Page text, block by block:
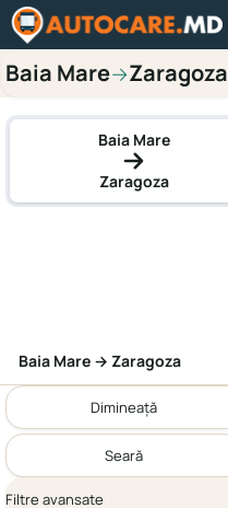
Baia Mare→Zaragoza
Baia Mare
Zaragoza
Baia Mare → Zaragoza
Dimineață
Seară
Filtre avansate